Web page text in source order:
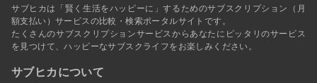
サブヒカは「賢く生活をハッピーに」するためのサブスクリプション（月
額支払い）サービスの比較・検索ポータルサイトです。
たくさんのサブスクリプションサービスからあなたにピッタリのサービス
を見つけて、ハッピーなサブスクライフをお楽しみください。
サブヒカについて